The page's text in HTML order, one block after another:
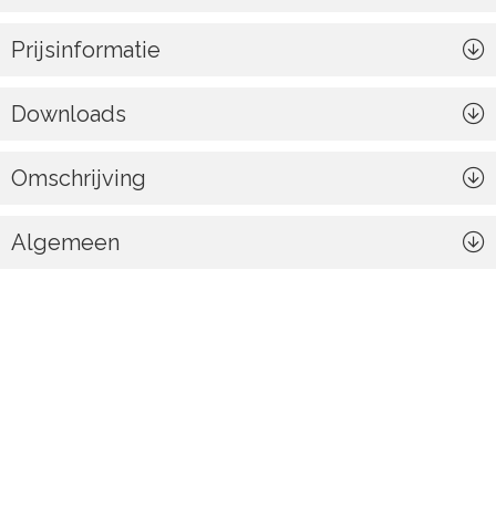
Prijsinformatie
Downloads
Omschrijving
Algemeen